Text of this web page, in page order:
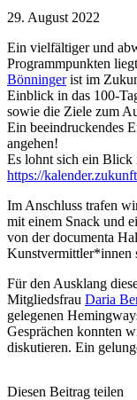
29. August 2022
Ein vielfältiger und
Programmpunkten
Bönningerist im
Einblick in das 100-
sowie die Ziele zum
Ein beeindruckendes
angehen!
Es lohnt sich ein Blick
https://
Im Anschluss trafen
mit einem Snack und
von der documenta
Kunstvermittler*innen
Für den Ausklang
Mitgliedsfrau Daria
gelegenen
Gesprächen konnten
diskutieren. Ein
Diesen Beitrag teilen